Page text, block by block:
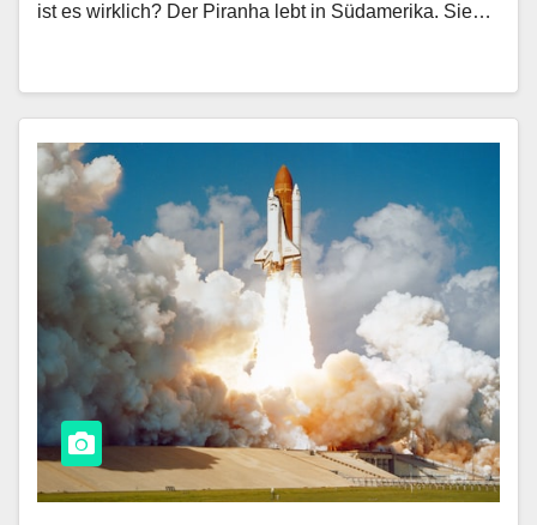
ist es wirklich? Der Piranha lebt in Südamerika. Sie…